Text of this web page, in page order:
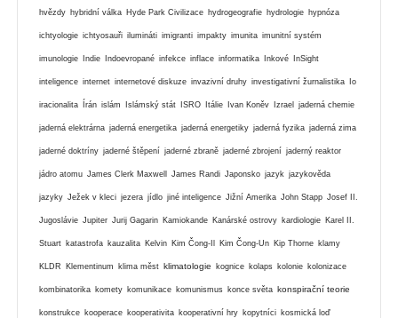
hvězdy hybridní válka Hyde Park Civilizace hydrogeografie hydrologie hypnóza
ichtyologie ichtyosauři ilumináti imigranti impakty imunita imunitní systém
imunologie Indie Indoevropané infekce inflace informatika Inkové InSight
inteligence internet internetové diskuze invazivní druhy investigativní žurnalistika Io
iracionalita Írán islám Islámský stát ISRO Itálie Ivan Koněv Izrael jaderná chemie
jaderná elektrárna jaderná energetika jaderná energetiky jaderná fyzika jaderná zima
jaderné doktríny jaderné štěpení jaderné zbraně jaderné zbrojení jaderný reaktor
jádro atomu James Clerk Maxwell James Randi Japonsko jazyk jazykověda
jazyky Ježek v kleci jezera jídlo jiné inteligence Jižní Amerika John Stapp Josef II.
Jugoslávie Jupiter Jurij Gagarin Kamiokande Kanárské ostrovy kardiologie Karel II.
Stuart katastrofa kauzalita Kelvin Kim Čong-Il Kim Čong-Un Kip Thorne klamy
KLDR Klementinum klima měst klimatologie kognice kolaps kolonie kolonizace
kombinatorika komety komunikace komunismus konce světa konspirační teorie
konstrukce kooperace kooperativita kooperativní hry kopytníci kosmická loď